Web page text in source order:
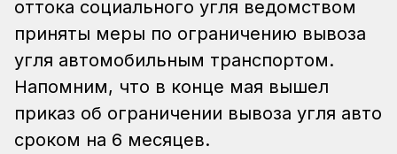
оттока социального угля ведомством
приняты меры по ограничению вывоза
угля автомобильным транспортом.
Напомним, что в конце мая вышел
приказ об ограничении вывоза угля авто
сроком на 6 месяцев.